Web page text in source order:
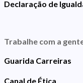
Declaração de
Trabalhe com a
Guarida Carreiras
Canal de Ética